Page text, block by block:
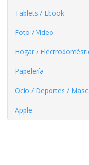
Tablets / Ebook
Foto / Video
Hogar /
Papelería
Ocio / Deportes /
Apple